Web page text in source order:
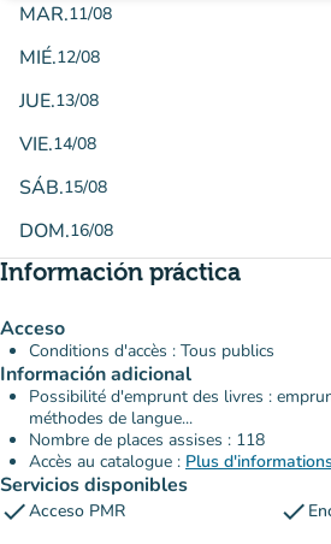
MAR.11/08
MIÉ.12/08
JUE.13/08
VIE.14/08
SÁB.15/08
DOM.16/08
Información práctica
Acceso
Conditions d'accès : Tous publics
Información adicional
Possibilité d'emprunt des livres :
méthodes de langue...
Nombre de places assises : 118
Accès au catalogue : Plus
Servicios disponibles
checkAcceso PMR check